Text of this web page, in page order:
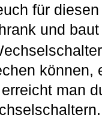
für
und
können,
man